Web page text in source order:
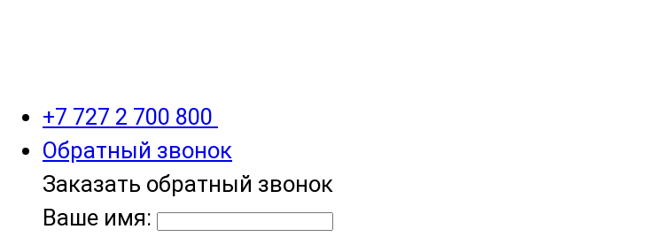
+7 727 2 700 800
Обратный звонок
Заказать обратный звонок
Ваше имя: